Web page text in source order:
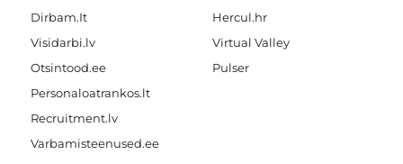
Dirbam.It
Visidarbi.lv
Otsintood.ee
Personaloatrankos.lt
Recruitment.lv
Varbamisteenused.ee
Hercul.hr
Virtual Valley
Pulser